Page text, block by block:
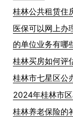
桂林公共租赁住
医保可以网上办
的单位业务有哪
桂林买房如何评
桂林市七星区公
2024年桂林市
桂林养老保险的